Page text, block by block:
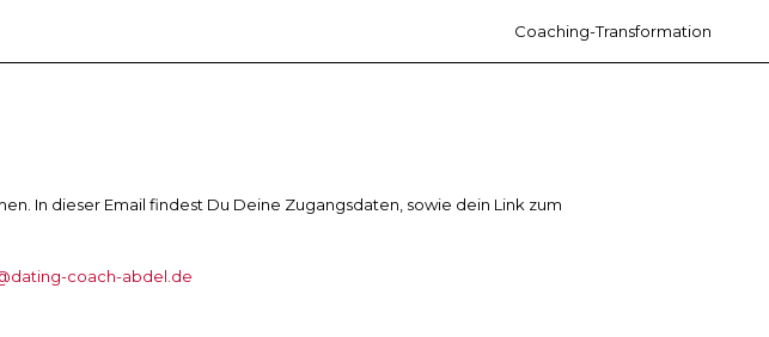
Coaching-Transformation
In dieser Email findest Du Deine Zugangsdaten, sowie dein Link zum
coach-abdel.de